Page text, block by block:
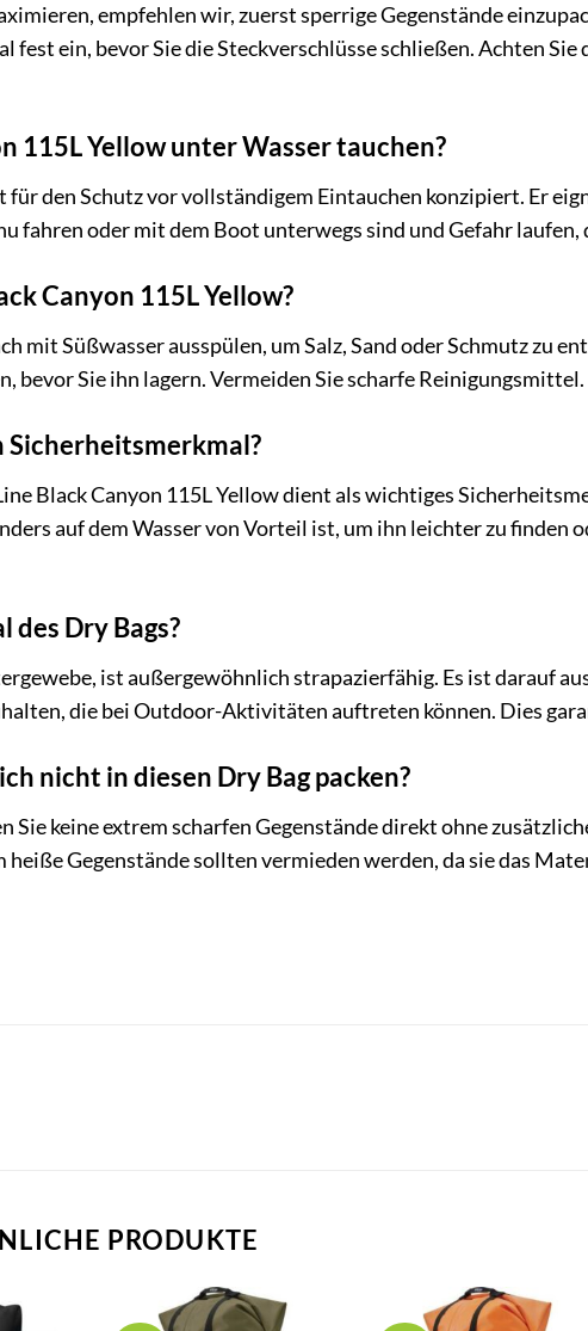
empfehlen wir, zuerst sperrige Gegenstände
fest ein, bevor Sie die Steckverschlüsse schließen. Achten Sie
115L Yellow unter Wasser tauchen?
für den Schutz vor vollständigem Eintauchen konzipiert. Er
fahren oder mit dem Boot unterwegs sind und Gefahr laufen,
Canyon 115L Yellow?
mit Süßwasser ausspülen, um Salz, Sand oder Schmutz zu
bevor Sie ihn lagern. Vermeiden Sie scharfe Reinigungsmittel.
Sicherheitsmerkmal?
Black Canyon 115L Yellow dient als wichtiges
auf dem Wasser von Vorteil ist, um ihn leichter zu finden
Dry Bags?
ist außergewöhnlich strapazierfähig. Es ist darauf
die bei Outdoor-Aktivitäten auftreten können. Dies
nicht in diesen Dry Bag packen?
keine extrem scharfen Gegenstände direkt ohne
Gegenstände sollten vermieden werden, da sie das
PRODUKTE